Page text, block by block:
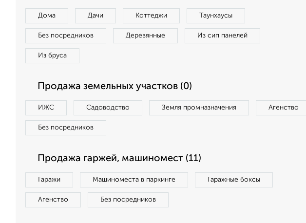
Дома Дачи Коттеджи Таунхаусы
Без посредников Деревянные Из сип панелей
Из бруса
Продажа земельных участков (0)
ИЖС Садоводство Земля промназначения Агенство
Без посредников
Продажа гаржей, машиномест (11)
Гаражи Машиноместа в паркинге Гаражные боксы
Агенство Без посредников